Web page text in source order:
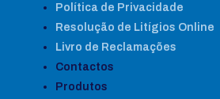
Política de Privacidade
Resolução de Litígios Online
Livro de Reclamações
Contactos
Produtos